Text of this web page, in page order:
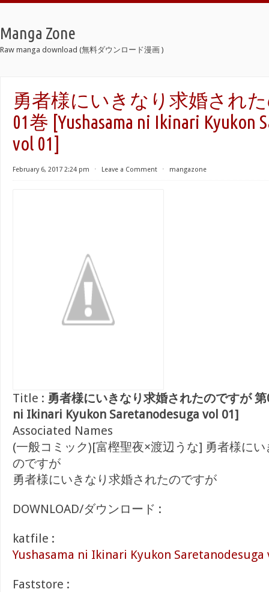
Manga Zone
Raw manga download (無料ダウンロード漫画 )
勇者様にいきなり求婚され
01巻 [Yushasama ni Ikinari Kyukon
vol 01]
February 6, 2017 2:24 pm ⋅ Leave a Comment ⋅ mangazone
Title : 勇者様にいきなり求婚されたのですが
ni Ikinari Kyukon Saretanodesuga vol 01]
Associated Names
(一般コミック)[富樫聖夜×渡辺うな] 勇者様に
のですが
勇者様にいきなり求婚されたのですが
DOWNLOAD/ダウンロード :
katfile :
Yushasama ni Ikinari Kyukon Saretanodesuga
Faststore :